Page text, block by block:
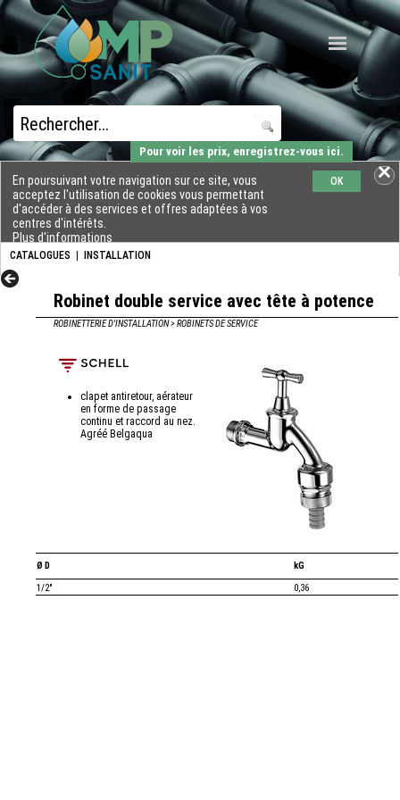
CATALOGUES INSTALLATION
En poursuivant votre navigation sur ce site, vous
acceptez l'utilisation de cookies vous permettant
d'accéder à des services et offres adaptées à vos
centres d'intérêts.
Plus d'informations
OK
Pour voir les prix, enregistrez-vous ici.